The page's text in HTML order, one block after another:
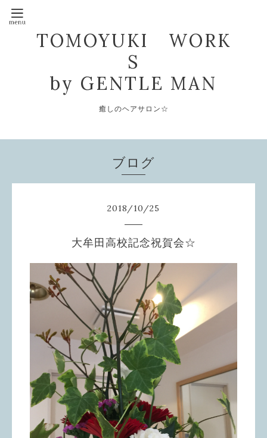
TOMOYUKI WORK
S
by GENTLE MAN
癒しのヘアサロン☆
ブログ
2018/10/25
大牟田高校記念祝賀会☆